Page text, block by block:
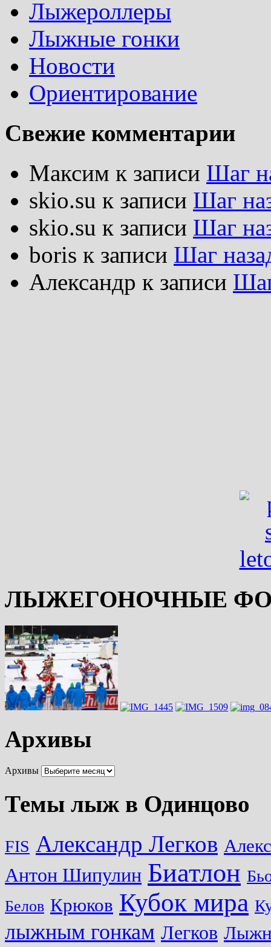
Лыжероллеры
Лыжные гонки
Новости
Ориентирование
Свежие комментарии
Максим к записи Шаг
skio.su к записи Шаг
skio.su к записи Шаг
boris к записи Шаг
Александр к записи
ЛЫЖЕГОНОЧНЫЕ
Архивы
Архивы
Темы лыж в Одинцово
FIS Александр Легков
Антон Шипулин Биатлон
Белов Крюков Кубок мира
лыжным гонкам Легков